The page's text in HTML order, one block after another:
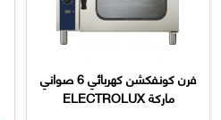
فرن كونفكشن كهربائي 6 صواني
ماركة ELECTROLUX